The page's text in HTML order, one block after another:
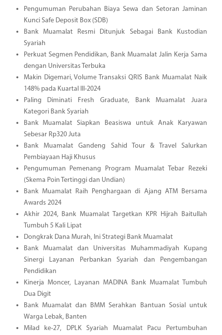
Pengumuman Perubahan Biaya Sewa dan Setoran Jaminan
Kunci Safe Deposit Box (SDB)
Bank Muamalat Resmi Ditunjuk Sebagai Bank Kustodian
Syariah
Perkuat Segmen Pendidikan, Bank Muamalat Jalin Kerja Sama
dengan Universitas Terbuka
Makin Digemari, Volume Transaksi QRIS Bank Muamalat Naik
148% pada Kuartal III-2024
Paling Diminati Fresh Graduate, Bank Muamalat Juara
Kategori Bank Syariah
Bank Muamalat Siapkan Beasiswa untuk Anak Karyawan
Sebesar Rp320 Juta
Bank Muamalat Gandeng Sahid Tour & Travel Salurkan
Pembiayaan Haji Khusus
Pengumuman Pemenang Program Muamalat Tebar Rezeki
(Skema Poin Tertinggi dan Undian)
Bank Muamalat Raih Penghargaan di Ajang ATM Bersama
Awards 2024
Akhir 2024, Bank Muamalat Targetkan KPR Hijrah Baitullah
Tumbuh 5 Kali Lipat
Dongkrak Dana Murah, Ini Strategi Bank Muamalat
Bank Muamalat dan Universitas Muhammadiyah Kupang
Sinergi Layanan Perbankan Syariah dan Pengembangan
Pendidikan
Kinerja Moncer, Layanan MADINA Bank Muamalat Tumbuh
Dua Digit
Bank Muamalat dan BMM Serahkan Bantuan Sosial untuk
Warga Lebak, Banten
Milad ke-27, DPLK Syariah Muamalat Pacu Pertumbuhan